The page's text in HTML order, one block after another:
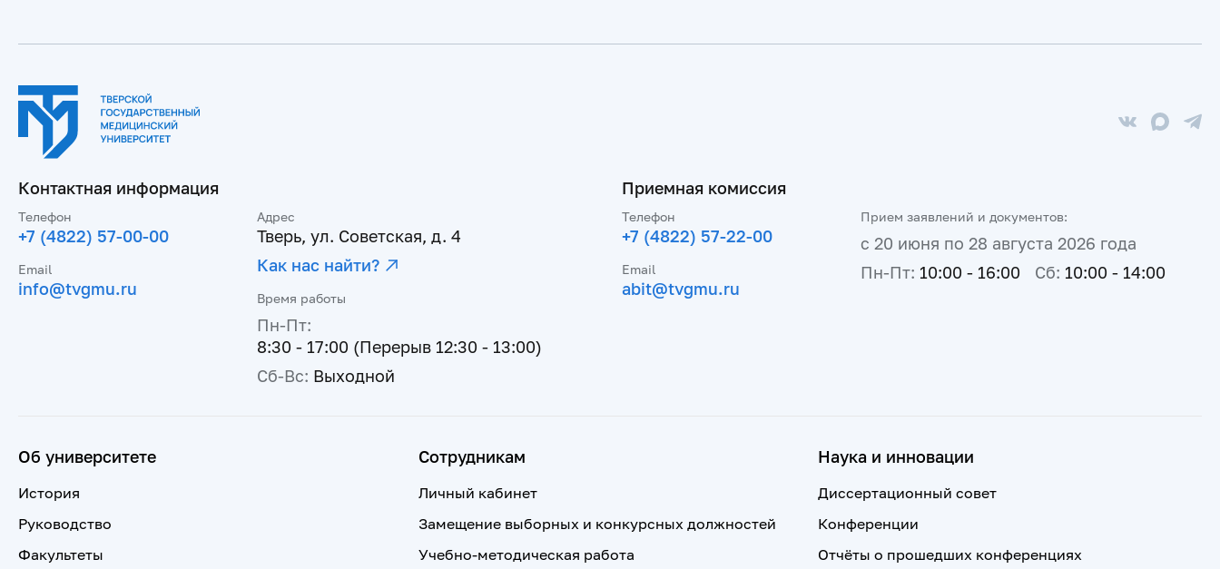
Контактная информация
Телефон
+7 (4822) 57-00-00
Email
info@tvgmu.ru
Адрес
Тверь, ул. Советская, д. 4
Как нас найти?
Время работы
Пн-Пт:
8:30 - 17:00 (Перерыв 12:30 - 13:00)
Сб-Вс: Выходной
Приемная комиссия
Телефон
+7 (4822) 57-22-00
Email
abit@tvgmu.ru
Прием заявлений и документов:
с 20 июня по 28 августа 2026 года
Пн-Пт: 10:00 - 16:00 Сб: 10:00 - 14:00
Об университете
История
Руководство
Факультеты
Сотрудникам
Личный кабинет
Замещение выборных и конкурсных должностей
Учебно-методическая работа
Наука и инновации
Диссертационный совет
Конференции
Отчёты о прошедших конференциях